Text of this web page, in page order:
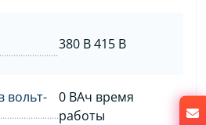
380 B 415 B
вольт-
0 ВАч время
работы